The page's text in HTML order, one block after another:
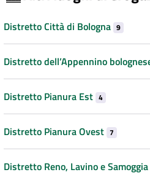
Distretto Città di Bologna 9
Distretto dell’Appennino
Distretto Pianura Est 4
Distretto Pianura Ovest 7
Distretto Reno, Lavino e Samoggia